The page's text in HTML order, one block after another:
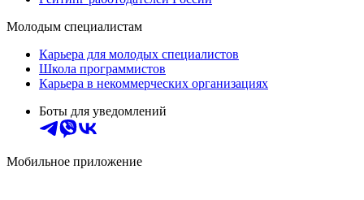
Молодым специалистам
Карьера для молодых специалистов
Школа программистов
Карьера в некоммерческих организациях
Боты для уведомлений
Мобильное приложение